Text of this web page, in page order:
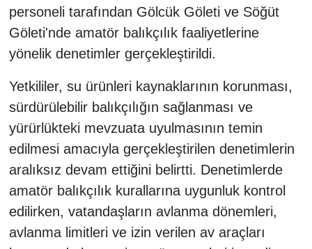
personeli tarafından Gölcük Göleti ve Söğüt
Göleti'nde amatör balıkçılık faaliyetlerine
yönelik denetimler gerçekleştirildi.
Yetkililer, su ürünleri kaynaklarının korunması,
sürdürülebilir balıkçılığın sağlanması ve
yürürlükteki mevzuata uyulmasının temin
edilmesi amacıyla gerçekleştirilen denetimlerin
aralıksız devam ettiğini belirtti. Denetimlerde
amatör balıkçılık kurallarına uygunluk kontrol
edilirken, vatandaşların avlanma dönemleri,
avlanma limitleri ve izin verilen av araçları